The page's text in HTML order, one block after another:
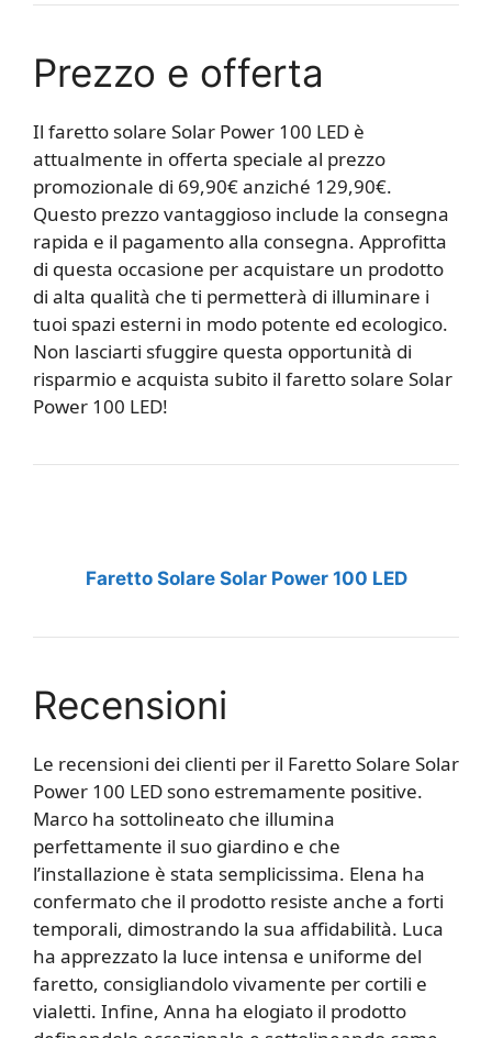
Prezzo e offerta
Il faretto solare Solar Power 100 LED è
attualmente in offerta speciale al prezzo
promozionale di 69,90€ anziché 129,90€.
Questo prezzo vantaggioso include la consegna
rapida e il pagamento alla consegna. Approfitta
di questa occasione per acquistare un prodotto
di alta qualità che ti permetterà di illuminare i
tuoi spazi esterni in modo potente ed ecologico.
Non lasciarti sfuggire questa opportunità di
risparmio e acquista subito il faretto solare Solar
Power 100 LED!
Faretto Solare Solar Power 100 LED
Recensioni
Le recensioni dei clienti per il Faretto Solare Solar
Power 100 LED sono estremamente positive.
Marco ha sottolineato che illumina
perfettamente il suo giardino e che
l’installazione è stata semplicissima. Elena ha
confermato che il prodotto resiste anche a forti
temporali, dimostrando la sua affidabilità. Luca
ha apprezzato la luce intensa e uniforme del
faretto, consigliandolo vivamente per cortili e
vialetti. Infine, Anna ha elogiato il prodotto